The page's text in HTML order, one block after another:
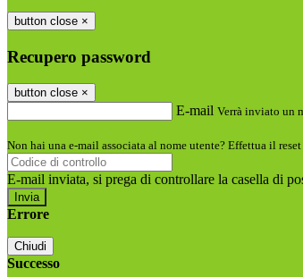
button close ×
Recupero password
button close ×
E-mail Verrà inviato un
Non hai una e-mail associata al nome utente? Effettua il
E-mail inviata, si prega di controllare la casella di
Errore
Chiudi
Successo